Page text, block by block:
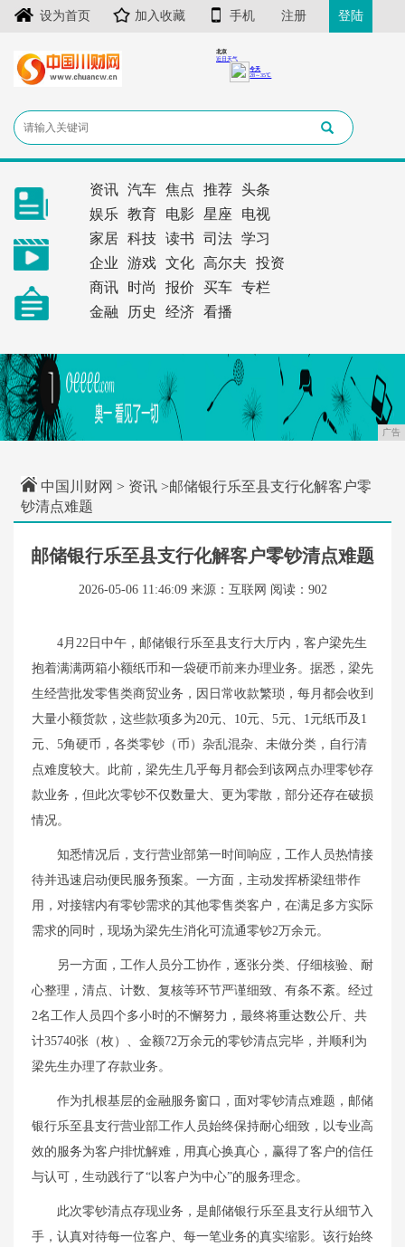
设为首页 加入收藏 手机 注册 登陆
资讯 汽车 焦点 推荐
头条
娱乐
教育 电影 星座
电视
家居
科技 读书 司法
学习
企业
游戏 文化 高尔夫
投资
商讯
时尚 报价 买车
专栏
金融
历史 经济 看播
广告
中国川财网 > 资讯 >邮储银行乐至县支行化解客户零
钞清点难题
邮储银行乐至县支行化解客户零钞清点难题
2026-05-06 11:46:09 来源：互联网 阅读：902
4月22日中午，邮储银行乐至县支行大厅内，客户梁先生
抱着满满两箱小额纸币和一袋硬币前来办理业务。据悉，梁先
生经营批发零售类商贸业务，因日常收款繁琐，每月都会收到
大量小额货款，这些款项多为20元、10元、5元、1元纸币及1
元、5角硬币，各类零钞（币）杂乱混杂、未做分类，自行清
点难度较大。此前，梁先生几乎每月都会到该网点办理零钞存
款业务，但此次零钞不仅数量大、更为零散，部分还存在破损
情况。
知悉情况后，支行营业部第一时间响应，工作人员热情接
待并迅速启动便民服务预案。一方面，主动发挥桥梁纽带作
用，对接辖内有零钞需求的其他零售类客户，在满足多方实际
需求的同时，现场为梁先生消化可流通零钞2万余元。
另一方面，工作人员分工协作，逐张分类、仔细核验、耐
心整理，清点、计数、复核等环节严谨细致、有条不紊。经过
2名工作人员四个多小时的不懈努力，最终将重达数公斤、共
计35740张（枚）、金额72万余元的零钞清点完毕，并顺利为
梁先生办理了存款业务。
作为扎根基层的金融服务窗口，面对零钞清点难题，邮储
银行乐至县支行营业部工作人员始终保持耐心细致，以专业高
效的服务为客户排忧解难，用真心换真心，赢得了客户的信任
与认可，生动践行了“以客户为中心”的服务理念。
此次零钞清点存现业务，是邮储银行乐至县支行从细节入
手，认真对待每一位客户、每一笔业务的真实缩影。该行始终